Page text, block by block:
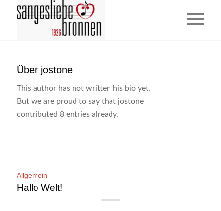
Über jostone
This author has not written his bio yet.
But we are proud to say that jostone
contributed 8 entries already.
Allgemein
Hallo Welt!